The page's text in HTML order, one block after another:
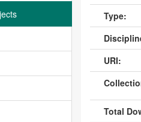
Type:
URI:
Total